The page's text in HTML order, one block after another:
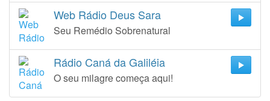
Web Rádio Deus Sara
Seu Remédio Sobrenatural
Rádio Caná da Galiléia
O seu milagre começa aqui!